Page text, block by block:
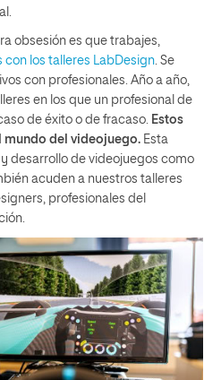
obsesión es que trabajes,
con los talleres LabDesign . Se
con profesionales. Año a año,
en los que un profesional de
de éxito o de fracaso. Estos
mundo del videojuego. Esta
desarrollo de videojuegos como
acuden a nuestros talleres
profesionales del